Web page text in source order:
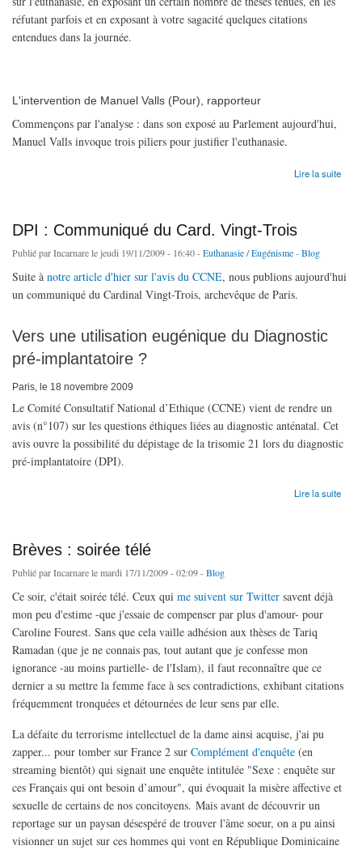
réfutant parfois et en exposant à votre sagacité quelques citations
entendues dans la journée.
L'intervention de Manuel Valls (Pour), rapporteur
Commençons par l'analyse : dans son exposé au Parlement aujourd'hui,
Manuel Valls invoque trois piliers pour justifier l'euthanasie.
Lire la suite
DPI : Communiqué du Card. Vingt-Trois
Publié parIncarnarele jeudi 19/11/2009 - 16:40 -Euthanasie / Eugénisme-Blog
Suite à notre article d'hier sur l'avis du CCNE, nous publions aujourd'hui
un communiqué du Cardinal Vingt-Trois, archevêque de Paris.
Vers une utilisation eugénique du Diagnostic
pré-implantatoire ?
Paris, le 18 novembre 2009
Le Comité Consultatif National d’Ethique (CCNE) vient de rendre un
avis (n°107) sur les questions éthiques liées au diagnostic anténatal. Cet
avis ouvre la possibilité du dépistage de la trisomie 21 lors du diagnostic
pré-implantatoire (DPI).
Lire la suite
Brèves : soirée télé
Publié parIncarnarele mardi 17/11/2009 - 02:09 -Blog
Ce soir, c'était soirée télé. Ceux qui me suivent sur Twitter savent déjà
mon peu d'estime -que j'essaie de compenser par plus d'amour- pour
Caroline Fourest. Sans que cela vaille adhésion aux thèses de Tariq
Ramadan (que je ne connais pas, tout autant que je confesse mon
ignorance -au moins partielle- de l'Islam), il faut reconnaître que ce
dernier a su mettre la femme face à ses contradictions, exhibant citations
fréquemment tronquées et détournées de leur sens par elle.
La défaite du terrorisme intellectuel de la dame ainsi acquise, j'ai pu
zapper... pour tomber sur France 2 sur Complément d'enquête (en
streaming bientôt) qui signait une enquête intitulée "Sexe : enquête sur
ces Français qui ont besoin d’amour", qui évoquait la misère affective et
sexuelle de certains de nos concitoyens. Mais avant de découvrir un
reportage sur un paysan désespéré de trouver l'âme soeur, on a pu ainsi
visionner un sujet sur ces hommes qui vont en République Dominicaine